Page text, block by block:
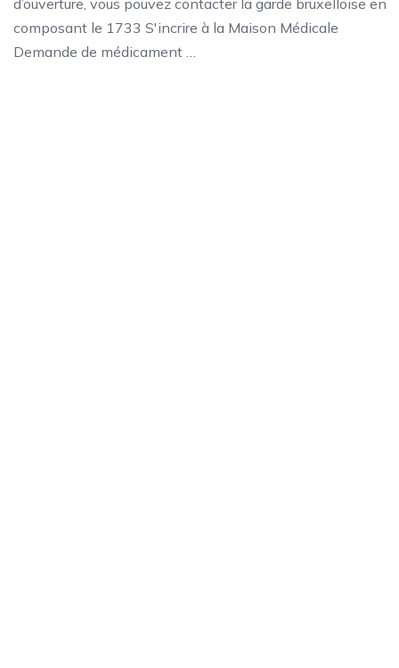
d’ouverture, vous pouvez contacter la garde bruxelloise en
composant le 1733 S'incrire à la Maison Médicale
Demande de médicament …